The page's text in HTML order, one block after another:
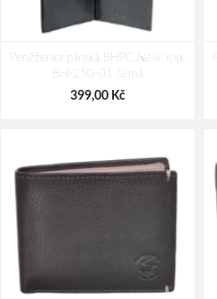
66-01 černá 78 L
2 190,00 Kč
Peněženka pánská BHPC New York
BH-250-01 černá
399,00 Kč